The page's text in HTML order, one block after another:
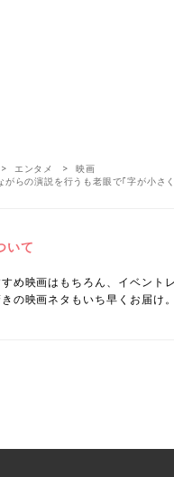
エンタメ
映画
らの演説を行うも老眼で｢字が小さ
いて
め映画はもちろん、イベント
の映画ネタもいち早くお届け。